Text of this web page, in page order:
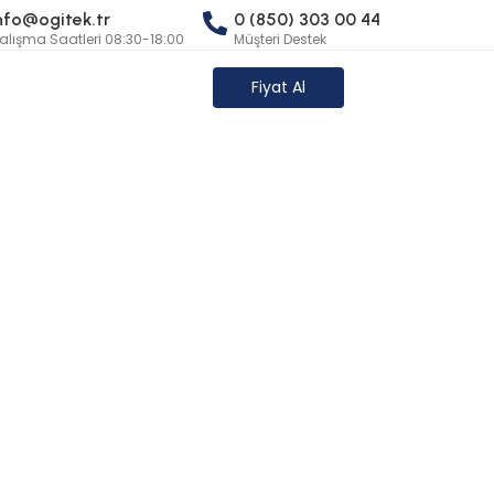
Saatleri 08:30-18:00
0 (850) 303 00 44
Müşteri Destek
Fiyat Al